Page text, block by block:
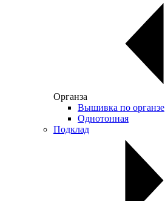
Органза
Вышивка по органзе
Однотонная
Подклад